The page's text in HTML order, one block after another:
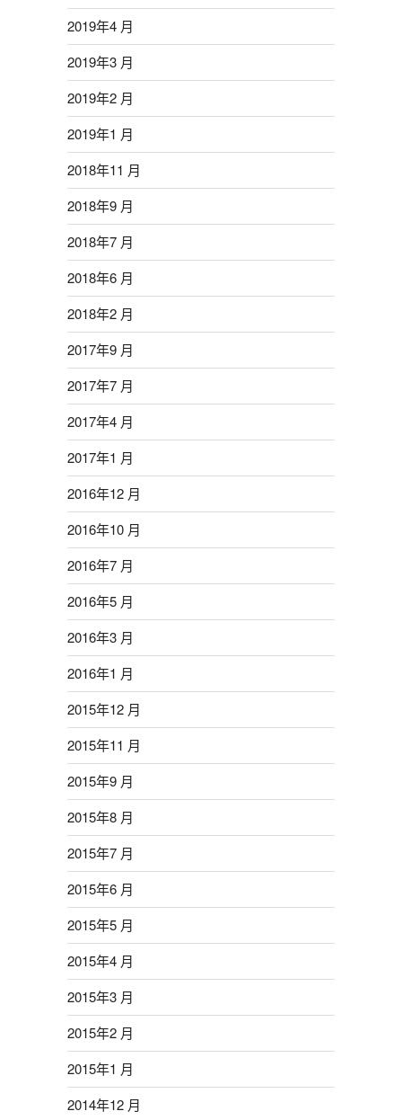
2019年4 月
2019年3 月
2019年2 月
2019年1 月
2018年11 月
2018年9 月
2018年7 月
2018年6 月
2018年2 月
2017年9 月
2017年7 月
2017年4 月
2017年1 月
2016年12 月
2016年10 月
2016年7 月
2016年5 月
2016年3 月
2016年1 月
2015年12 月
2015年11 月
2015年9 月
2015年8 月
2015年7 月
2015年6 月
2015年5 月
2015年4 月
2015年3 月
2015年2 月
2015年1 月
2014年12 月